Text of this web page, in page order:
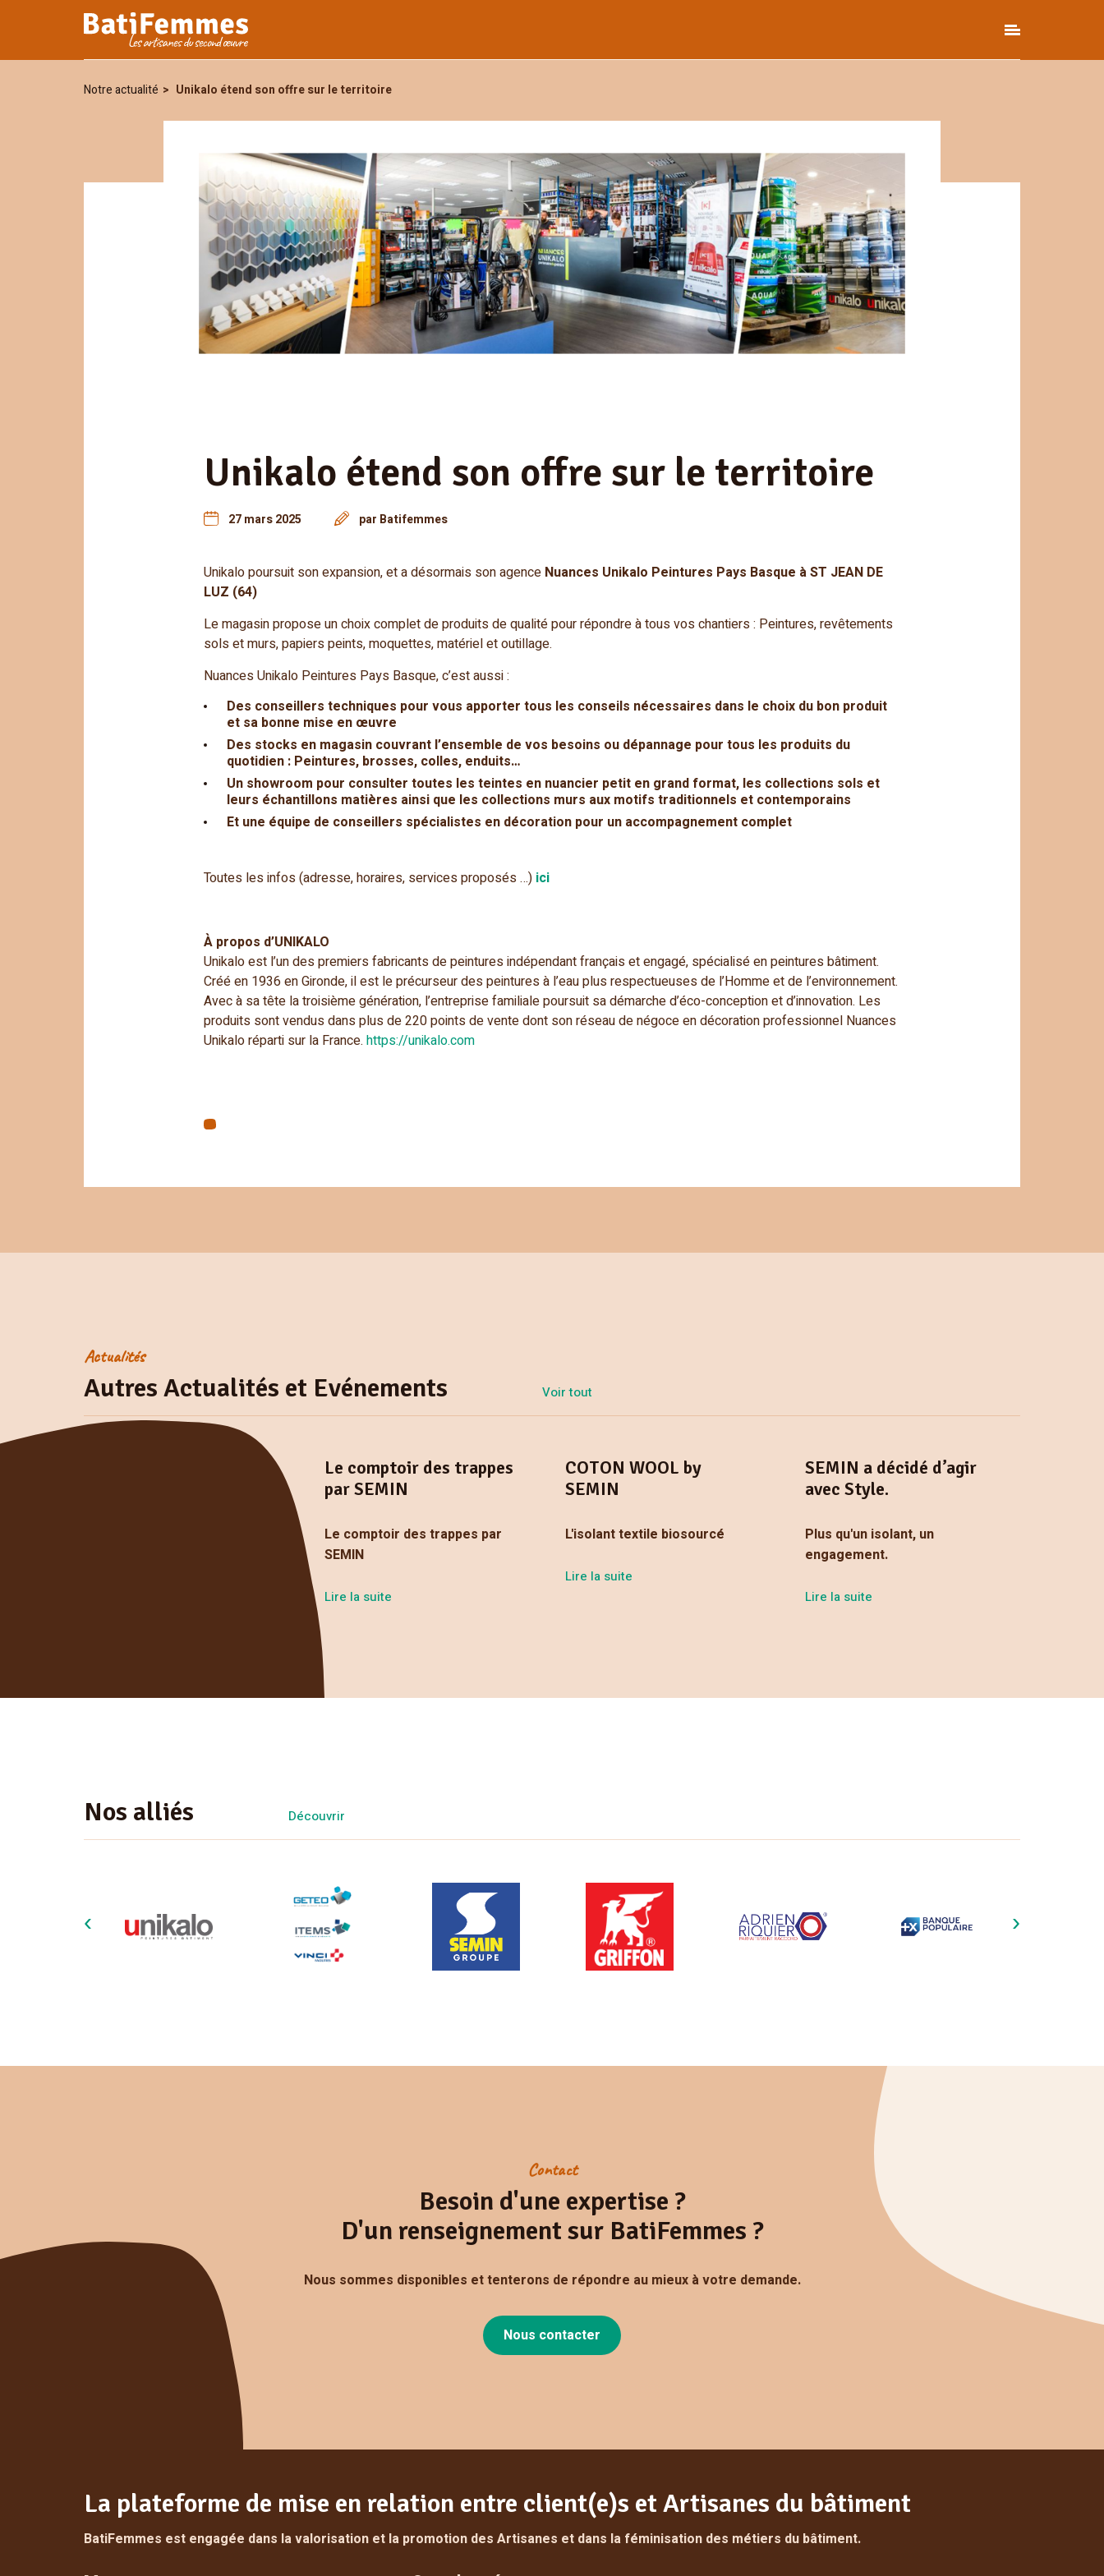
Je certifie avoir pris connaissance des modalités d’inscription desconditions générales d'utilisationet déclare les accepter. Vos données
notrepolitique de confidentialité.
Notre actualité Unikalo étend son offre sur le territoire
Unikalo étend son offre sur le territoire
27 mars 2025 par Batifemmes
Unikalo poursuit son expansion, et a désormais son agence Nuances Unikalo Peintures Pays Basque à ST JEAN DE
LUZ (64)
Le magasin propose un choix complet de produits de qualité pour répondre à tous vos chantiers : Peintures, revêtements
sols et murs, papiers peints, moquettes, matériel et outillage.
Nuances Unikalo Peintures Pays Basque, c’est aussi :
Des conseillers techniques pour vous apporter tous les conseils nécessaires dans le choix du bon produit
et sa bonne mise en œuvre
Des stocks en magasin couvrant l’ensemble de vos besoins ou dépannage pour tous les produits du
quotidien : Peintures, brosses, colles, enduits…
Un showroom pour consulter toutes les teintes en nuancier petit en grand format, les collections sols et
leurs échantillons matières ainsi que les collections murs aux motifs traditionnels et contemporains
Et une équipe de conseillers spécialistes en décoration pour un accompagnement complet
Toutes les infos (adresse, horaires, services proposés …) ici
À propos d’UNIKALO
Unikalo est l’un des premiers fabricants de peintures indépendant français et engagé, spécialisé en peintures bâtiment.
Créé en 1936 en Gironde, il est le précurseur des peintures à l’eau plus respectueuses de l’Homme et de l’environnement.
Avec à sa tête la troisième génération, l’entreprise familiale poursuit sa démarche d’éco-conception et d’innovation. Les
produits sont vendus dans plus de 220 points de vente dont son réseau de négoce en décoration professionnel Nuances
Unikalo réparti sur la France.https://unikalo.com
Autres Actualités et Evénements
Actualités
Voir tout
Le comptoir des trappes
par SEMIN
Le comptoir des trappes par
SEMIN
Lire la suite
COTON WOOL by
SEMIN
L'isolant textile biosourcé
Lire la suite
SEMIN a décidé d’agir
avec Style.
Plus qu'un isolant, un
engagement.
Lire la suite
Nos alliés Découvrir
Besoin d'une expertise ?
D'un renseignement sur BatiFemmes ?
Contact
Nous sommes disponibles et tenterons de répondre au mieux à votre demande.
Nous contacter
La plateforme de mise en relation entre client(e)s et Artisanes du bâtiment
BatiFemmes est engagée dans la valorisation et la promotion des Artisanes et dans la féminisation des métiers du bâtiment.